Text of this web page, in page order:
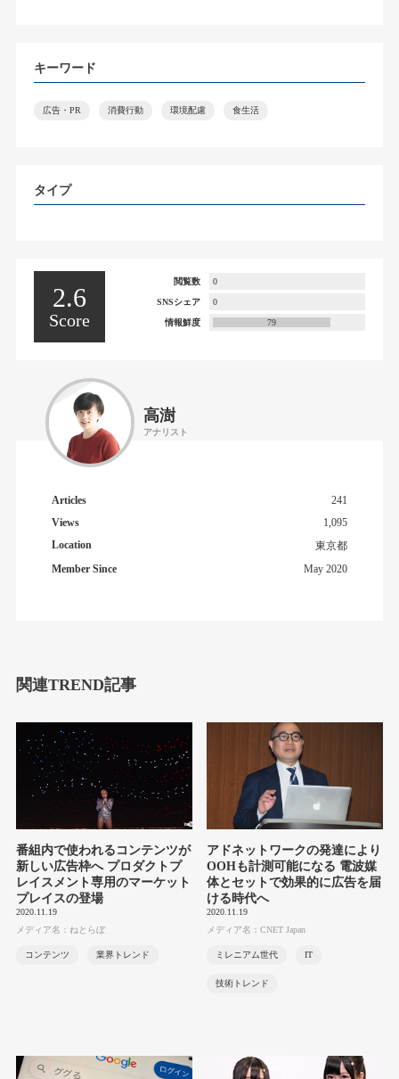
キーワード
広告・PR 消費行動 環境配慮 食生活
タイプ
2.6
Score
閲覧数 0
SNSシェア 0
情報鮮度 79
高澍
アナリスト
Articles
241
Views
1,095
Location
東京都
Member Since
May 2020
関連TREND記事
番組内で使われるコンテンツが
新しい広告枠へ プロダクトプ
レイスメント専用のマーケット
プレイスの登場
2020.11.19
メディア名：ねとらぼ
コンテンツ 業界トレンド
アドネットワークの発達により
OOHも計測可能になる 電波媒
体とセットで効果的に広告を届
ける時代へ
2020.11.19
メディア名：CNET Japan
ミレニアム世代 IT
技術トレンド